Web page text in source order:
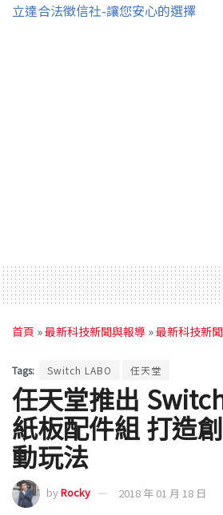
立達合法徵信社-讓您安心的選擇
首頁 »最新科技新聞與報導 »最新科技新聞
Tags: Switch LABO 任天堂
任天堂推出
紙板配件組 打造
動玩法
byRocky 2018 年 01 月 18 日